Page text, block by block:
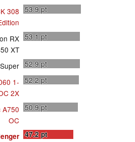
308 53.9 pt
RX
XT
53.1 pt
52.9 pt
1-
2X
52.2 pt
A750
OC
50.9 pt
47.2pt